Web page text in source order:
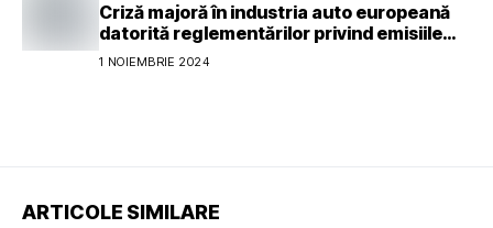
Criză majoră în industria auto europeană
datorită reglementărilor privind emisiile
pentru 2026
1 NOIEMBRIE 2024
ARTICOLE SIMILARE